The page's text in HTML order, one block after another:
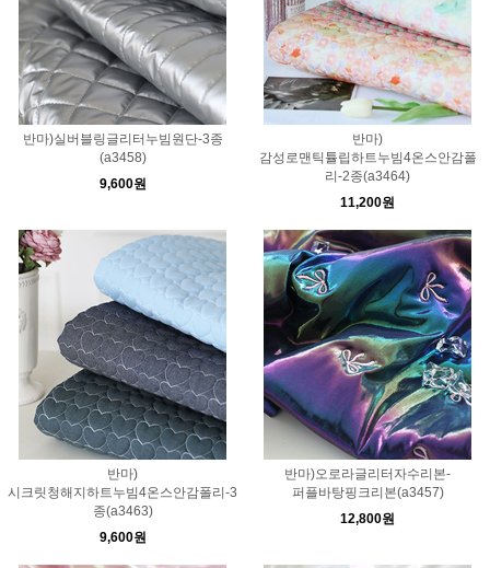
반마)실버블링글리터누빔원단-3종
(a3458)
9,600원
반마)
감성로맨틱튤립하트누빔4온스안감폴
리-2종(a3464)
11,200원
반마)
시크릿청해지하트누빔4온스안감폴리-3
종(a3463)
9,600원
반마)오로라글리터자수리본-
퍼플바탕핑크리본(a3457)
12,800원